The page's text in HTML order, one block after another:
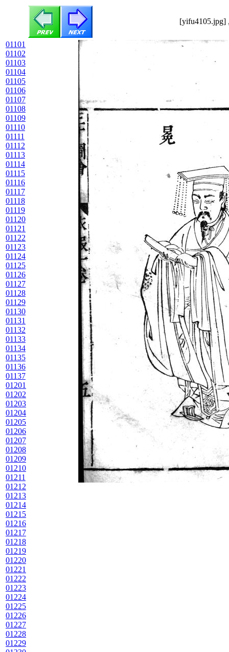
[yifu4105.jpg]
01101
01102
01103
01104
01105
01106
01107
01108
01109
01110
01111
01112
01113
01114
01115
01116
01117
01118
01119
01120
01121
01122
01123
01124
01125
01126
01127
01128
01129
01130
01131
01132
01133
01134
01135
01136
01137
01201
01202
01203
01204
01205
01206
01207
01208
01209
01210
01211
01212
01213
01214
01215
01216
01217
01218
01219
01220
01221
01222
01223
01224
01225
01226
01227
01228
01229